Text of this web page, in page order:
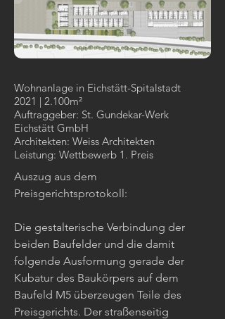
Wohnanlage in Eichstätt-Spitalstadt
2021 | 2.100m²
Auftraggeber: St. Gundekar-Werk
Eichstätt GmbH
Architekten: Weiss Architekten
Leistung: Wettbewerb 1. Preis
Auszug aus dem
Preisgerichtsprotokoll:
Die gestalterische Verbindung der
beiden Baufelder und die damit
folgende Ausformung gerade der
Kubatur des Baukörpers auf dem
Baufeld M5 überzeugen Teile des
Preisgerichts. Der straßenseitig